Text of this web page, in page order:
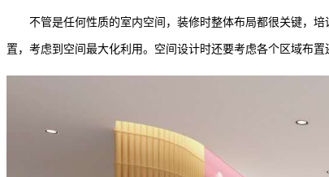
不管是任何性质的室内空间，装修时整体布局都很关键，培
置，考虑到空间最大化利用。空间设计时还要考虑各个区域布